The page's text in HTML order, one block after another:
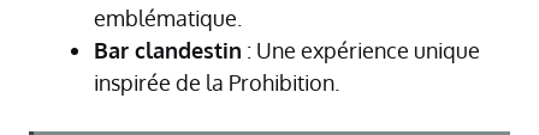
emblématique.
Bar clandestin : Une expérience unique
inspirée de la Prohibition.